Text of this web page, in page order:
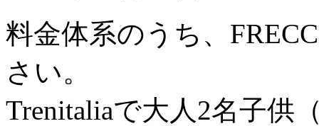
料金体系のうち、
さい。
Trenitaliaで大人2名子供